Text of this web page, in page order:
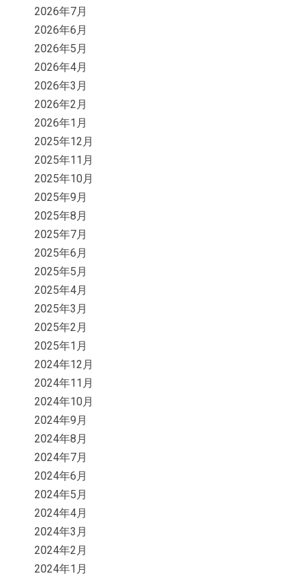
2026年7月
2026年6月
2026年5月
2026年4月
2026年3月
2026年2月
2026年1月
2025年12月
2025年11月
2025年10月
2025年9月
2025年8月
2025年7月
2025年6月
2025年5月
2025年4月
2025年3月
2025年2月
2025年1月
2024年12月
2024年11月
2024年10月
2024年9月
2024年8月
2024年7月
2024年6月
2024年5月
2024年4月
2024年3月
2024年2月
2024年1月